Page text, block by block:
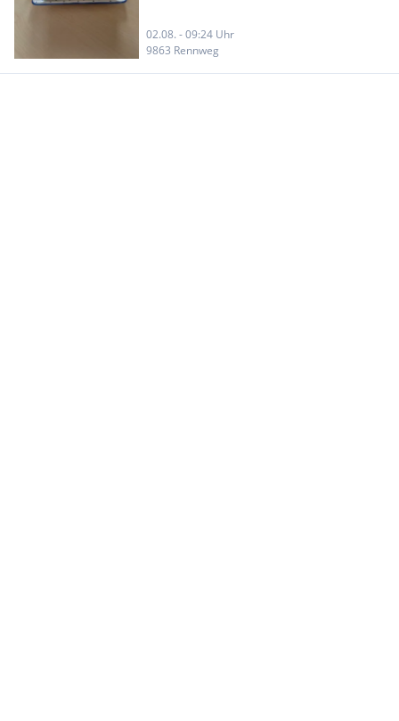
02.08. - 09:24 Uhr
9863 Rennweg